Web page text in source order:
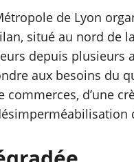
de Lyon
situé au nord de
depuis plusieurs
aux besoins du
d’une